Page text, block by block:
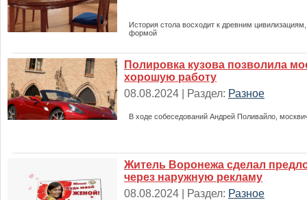
История стола восходит к древним
формой
Полировка кузова позволила
хорошую работу
08.08.2024 | Раздел: Разное
В ходе собеседований Андрей Поливайло,
Житель Воронежа сделал
через наружную рекламу
08.08.2024 | Раздел: Разное